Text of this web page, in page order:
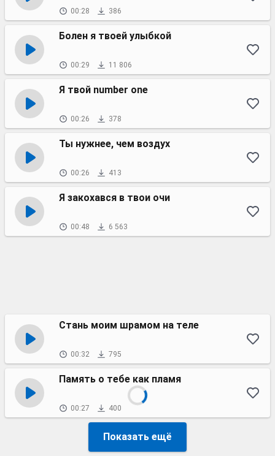
00:28 386
Болен я твоей улыбкой
00:29 11 806
Я твой number one
00:26 378
Ты нужнее, чем воздух
00:26 413
Я закохався в твои очи
00:48 6 563
Стань моим шрамом на теле
00:32 795
Память о тебе как пламя
00:27 400
Показать ещё